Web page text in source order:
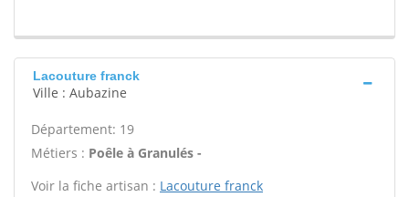
Lacouture franck
Ville : Aubazine
Département: 19
Métiers : Poêle à Granulés -
Voir la fiche artisan : Lacouture franck